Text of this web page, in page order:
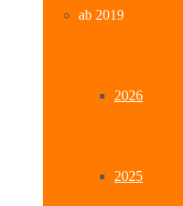
ab 2019
2026
2025